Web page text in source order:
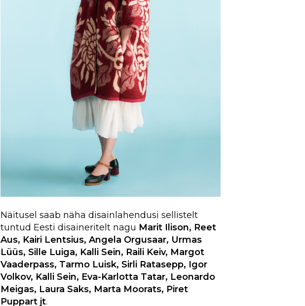
Näitusel saab näha disainlahendusi sellistelt
tuntud Eesti disaineritelt nagu Marit Ilison, Reet
Aus, Kairi Lentsius, Angela Orgusaar, Urmas
Lüüs, Sille Luiga, Kalli Sein, Raili Keiv, Margot
Vaaderpass, Tarmo Luisk, Sirli Ratasepp, Igor
Volkov, Kalli Sein, Eva-Karlotta Tatar, Leonardo
Meigas, Laura Saks, Marta Moorats, Piret
Puppart jt.